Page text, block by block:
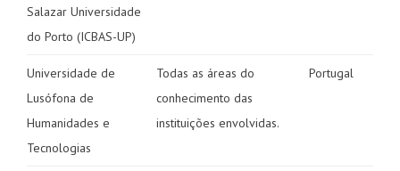
Salazar Universidade
do Porto (ICBAS-UP)
Universidade de
Lusófona de
Humanidades e
Tecnologias
Todas as áreas do
conhecimento das
instituições envolvidas.
Portugal